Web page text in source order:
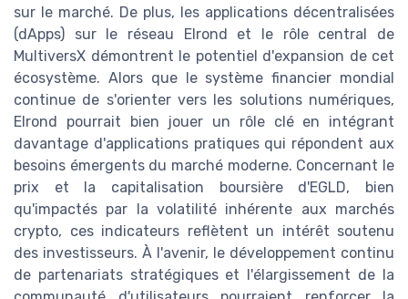
sur le marché. De plus, les applications décentralisées
(dApps) sur le réseau Elrond et le rôle central de
MultiversX démontrent le potentiel d'expansion de cet
écosystème. Alors que le système financier mondial
continue de s'orienter vers les solutions numériques,
Elrond pourrait bien jouer un rôle clé en intégrant
davantage d'applications pratiques qui répondent aux
besoins émergents du marché moderne. Concernant le
prix et la capitalisation boursière d'EGLD, bien
qu'impactés par la volatilité inhérente aux marchés
crypto, ces indicateurs reflètent un intérêt soutenu
des investisseurs. À l'avenir, le développement continu
de partenariats stratégiques et l'élargissement de la